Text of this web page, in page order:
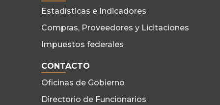
Estadísticas e Indicadores
Compras, Proveedores y Licitaciones
Impuestos federales
CONTACTO
Oficinas de Gobierno
Directorio de Funcionarios